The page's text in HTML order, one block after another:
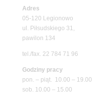
Adres
05-120 Legionowo
ul. Piłsudskiego 31,
pawilon 134
tel./fax. 22 784 71 96
Godziny pracy
pon. – piąt. 10.00 – 19.00
sob. 10.00 – 15.00